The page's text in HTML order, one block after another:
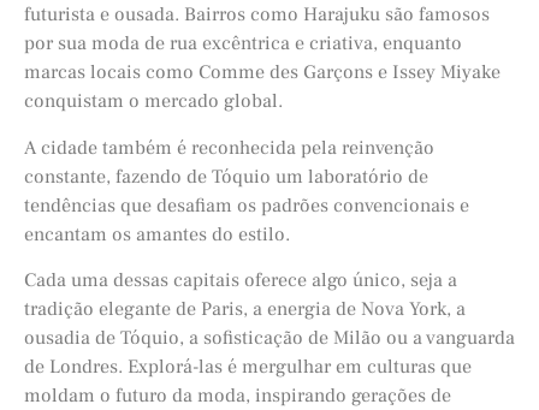
futurista e ousada. Bairros como Harajuku são famosos
por sua moda de rua excêntrica e criativa, enquanto
marcas locais como Comme des Garçons e Issey Miyake
conquistam o mercado global.
A cidade também é reconhecida pela reinvenção
constante, fazendo de Tóquio um laboratório de
tendências que desafiam os padrões convencionais e
encantam os amantes do estilo.
Cada uma dessas capitais oferece algo único, seja a
tradição elegante de Paris, a energia de Nova York, a
ousadia de Tóquio, a sofisticação de Milão ou a vanguarda
de Londres. Explorá-las é mergulhar em culturas que
moldam o futuro da moda, inspirando gerações de